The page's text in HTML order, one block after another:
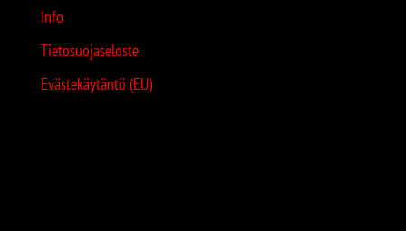
Info
Tietosuojaseloste
Evästekäytäntö (EU)